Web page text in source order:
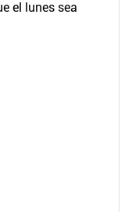
el lunes sea